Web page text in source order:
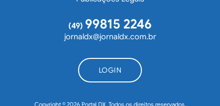
(49) 99815 2246
jornaldx@jornaldx.com.br
LOGIN
Copyright © 2026 Portal DX. Todos os direitos reservados.